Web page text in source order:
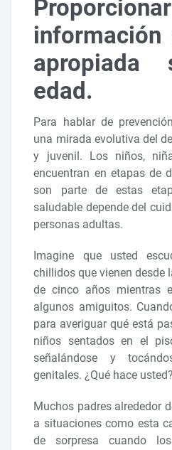
Proporcionar
apropiada
edad.
Para hablar de
una mirada evolutiva del
y juvenil. Los niños,
encuentran en etapas de
son parte de estas
saludable depende del
personas adultas.
Imagine que usted
chillidos que vienen desde
de cinco años mientras
algunos amiguitos.
para averiguar qué está
niños sentados en el
señalándose y
genitales. ¿Qué hace usted?
Muchos padres alrededor
a situaciones como esta
de sorpresa cuando